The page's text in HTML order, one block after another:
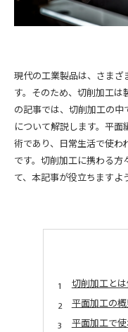
現代の工業製品は、さま
す。そのため、切削加工
の記事では、切削加工の
について解説します。平
術であり、日常生活で使
です。切削加工に携わる
て、本記事が役立ちますよ
切削加工と
平面加工の
平面加工で